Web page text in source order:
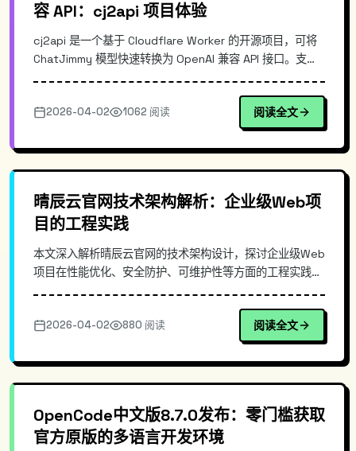
容 API：cj2api 项目体验
cj2api 是一个基于 Cloudflare Worker 的开源项目，可将
ChatJimmy 模型快速转换为 OpenAI 兼容 API 接口。支持
快速集成 AI 能力但不想管理服务器的场景。本文详解其核
心原理、部署步骤与实际应用体验。
2026-04-02 1062 阅读 阅读全文
晴辰云官网技术架构解析：企业级Web项
目的工程实践
本文深入解析晴辰云官网的技术架构设计，探讨企业级Web
项目在性能优化、安全防护、可维护性等方面的工程实践。
术细节，为程序定制和软件开发服务的企业官网建设提供参
考。2026-04-02 880 阅读 阅读全文
OpenCode中文版8.7.0发布：零门槛获取
官方原版的多语言开发环境